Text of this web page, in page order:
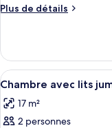
chambre :
3
lits
jumeaux
(Large)
Plus de détails
Plus
Chambre
Triple,
3
jumeaux
(Large)
Afficher
toutes
les
photos
7
Chambre avec lits
17 m²
2 personnes